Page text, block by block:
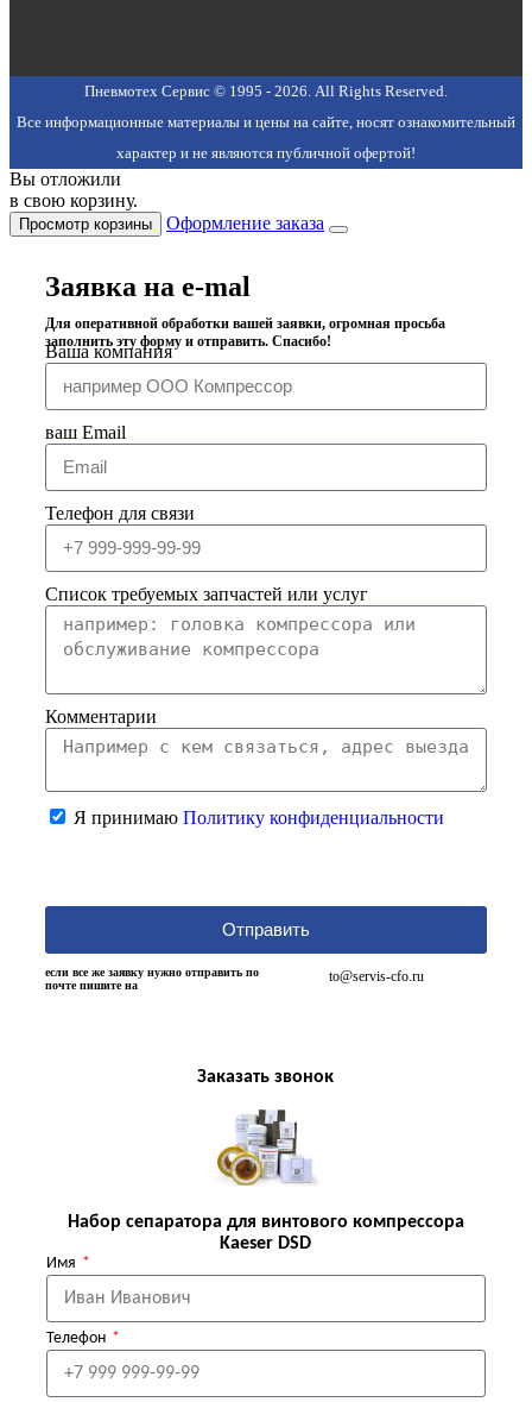
Пневмотех Сервис © 1995 - 2026. All Rights Reserved.
Все информационные материалы и цены на сайте, носят ознакомительный
характер и не являются публичной офертой!
Вы отложили
в свою корзину.
Просмотр корзины Оформление заказа
Заявка на e-mal
Для оперативной обработки вашей заявки, огромная просьба
заполнить эту форму и отправить. Спасибо!
Ваша компания
ваш Email
Телефон для связи
Список требуемых запчастей или услуг
Комментарии
Я принимаю Политику конфиденциальности
Отправить
если все же заявку нужно отправить по
почте пишите на
to@servis-cfo.ru
Заказать звонок
Набор сепаратора для винтового компрессора
Kaeser DSD
Имя
Телефон